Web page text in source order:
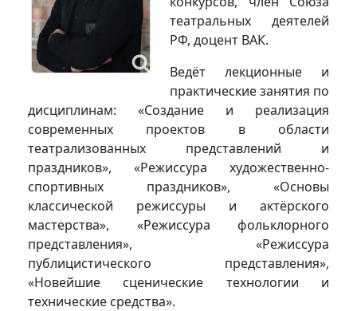
театральных деятелей
РФ, доцент ВАК.
Ведёт лекционные и
практические занятия по
дисциплинам: «Создание и реализация
современных проектов в области
театрализованных представлений и
праздников», «Режиссура художественно-
спортивных праздников», «Основы
классической режиссуры и актёрского
мастерства», «Режиссура фольклорного
представления», «Режиссура
публицистического представления»,
«Новейшие сценические технологии и
технические средства».